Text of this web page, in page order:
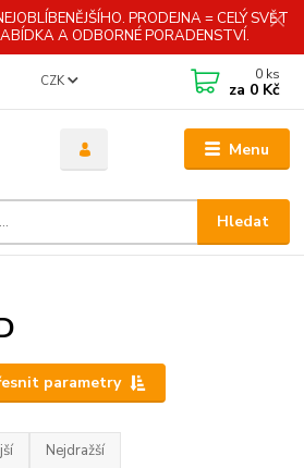
PRODEJNA = CELÝ SVĚT
A ODBORNÉ PORADENSTVÍ.
Menu
CZK
Hledat
0 ks
za 0 Kč
parametry
Nejdražší